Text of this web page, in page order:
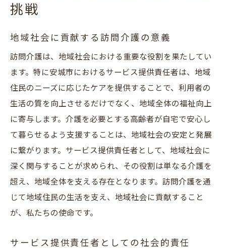
挑戦
地域社会に貢献する訪問介護の意義
訪問介護は、地域社会における重要な役割を果たしてい
ます。特に安城市におけるサービス提供責任者は、地域
住民のニーズに応じたケアを提供することで、利用者の
生活の質を向上させるだけでなく、地域全体の福祉向上
に寄与します。介護を必要とする高齢者が自宅で安心し
て暮らせるよう支援することは、地域社会の安定と発展
に繋がります。サービス提供責任者として、地域社会に
深く関与することが求められ、その役割は単なる介護を
超え、地域全体を支える存在となります。訪問介護を通
じて地域住民の生活を支え、地域社会に貢献すること
が、私たちの使命です。
サービス提供責任者としての社会的責任